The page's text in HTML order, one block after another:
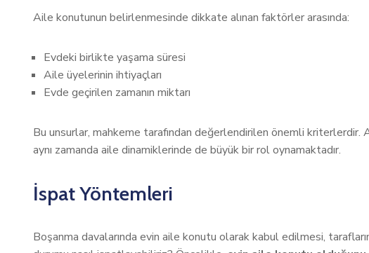
Aile konutunun belirlenmesinde dikkate alınan faktörler arasında:
Evdeki birlikte yaşama süresi
Aile üyelerinin ihtiyaçları
Evde geçirilen zamanın miktarı
Bu unsurlar, mahkeme tarafından değerlendirilen önemli kriterlerdir.
aynı zamanda aile dinamiklerinde de büyük bir rol oynamaktadır.
İspat Yöntemleri
Boşanma davalarında evin aile konutu olarak kabul edilmesi,